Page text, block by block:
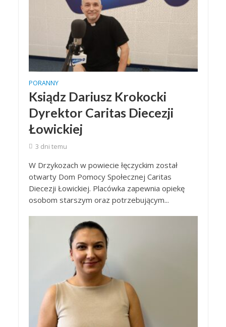
PORANNY
Ksiądz Dariusz Krokocki
Dyrektor Caritas Diecezji
Łowickiej
3 dni temu
W Drzykozach w powiecie łęczyckim został
otwarty Dom Pomocy Społecznej Caritas
Diecezji Łowickiej. Placówka zapewnia opiekę
osobom starszym oraz potrzebującym...